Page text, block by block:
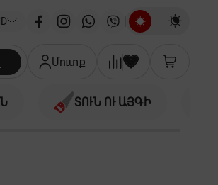
Մուտք
ՏՈՒՆ ՈՒ ԱՅԳԻ